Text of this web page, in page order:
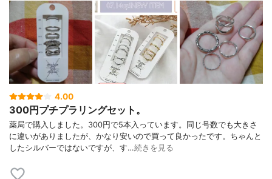
4.00
300円プチプラリングセット。
薬局で購入しました。300円で5本入っています。同じ号数でも大きさ
に違いがありましたが、かなり安いので買って良かったです。ちゃんと
したシルバーではないですが、す…続きを見る